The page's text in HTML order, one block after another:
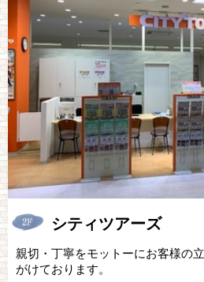
シティツアーズ
親切・丁寧をモットーにお客様の
がけております。